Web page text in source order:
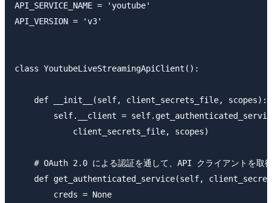
API_SERVICE_NAME = 'youtube'
API_VERSION = 'v3'
class YoutubeLiveStreamingApiClient():
    def __init__(self, client_secrets_file, scopes):
self.__client =
            client_secrets_file, scopes)
# OAuth 2.0 による認証を通して、API クライアントを取
def get_authenticated_service(self,
        creds = None